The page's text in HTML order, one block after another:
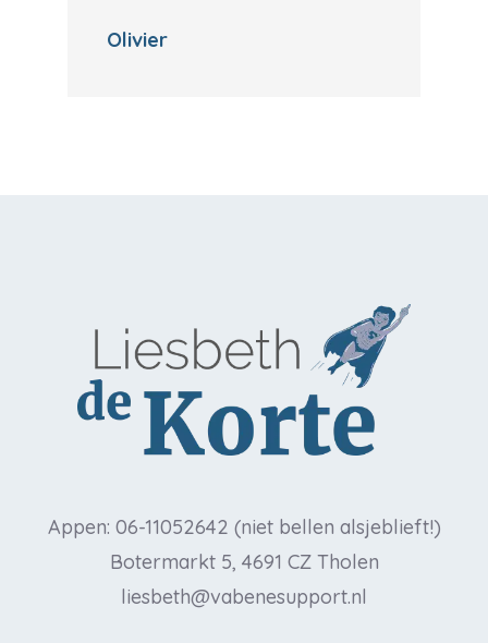
Olivier
Appen: 06-11052642 (niet bellen alsjeblieft!)
Botermarkt 5, 4691 CZ Tholen
liesbeth@vabenesupport.nl